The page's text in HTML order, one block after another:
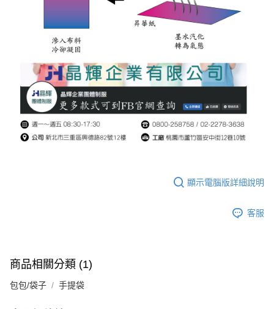
顯示電腦版詳細說明
客服
商品相關分類 (1)
包包/袋子 手提袋